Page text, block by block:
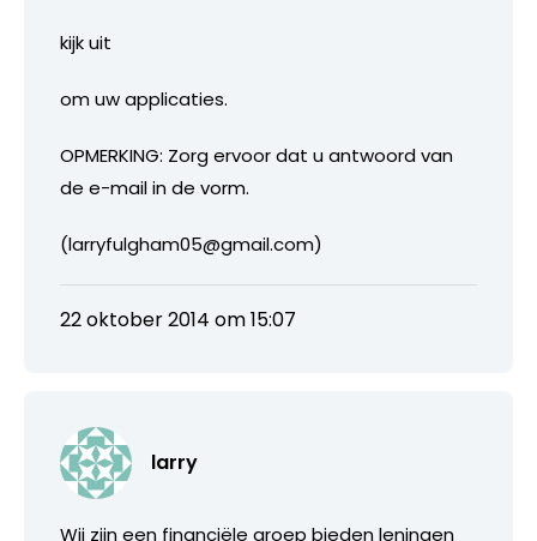
kijk uit
om uw applicaties.
OPMERKING: Zorg ervoor dat u antwoord van
de e-mail in de vorm.
(larryfulgham05@gmail.com)
22 oktober 2014 om 15:07
larry
Wij zijn een financiële groep bieden leningen